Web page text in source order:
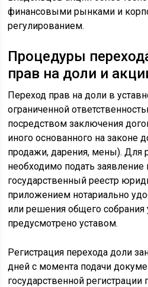
финансовыми рынками и
регулированием.
Процедуры
прав на доли и
Переход прав на доли в
ограниченной
посредством заключения
иного основанного на законе
продажи, дарения, мены). Для
необходимо подать
государственный реестр
приложением нотариально
или решения общего собрания
предусмотрено уставом.
Регистрация перехода доли
дней с момента подачи
государственной регистрации